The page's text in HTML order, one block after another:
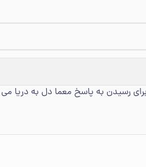
رسیدن به پاسخ معما دل به دریا